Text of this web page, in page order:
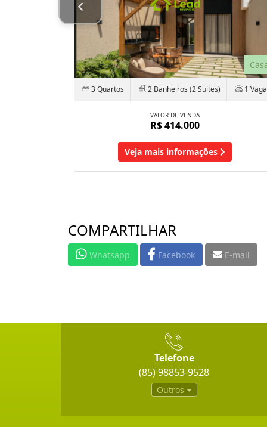
3 Quartos 2 Banheiros (2 Suítes) 1 Vaga
VALOR DE VENDA
R$ 414.000
Veja mais informações
COMPARTILHAR
Whatsapp Facebook E-mail
Telefone
(85) 98853-9528
Outros